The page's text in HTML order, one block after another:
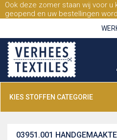
Ook deze zomer staan wij voor u
geopend en uw bestellingen
KIES STOFFEN CATEGORIE
03951.001